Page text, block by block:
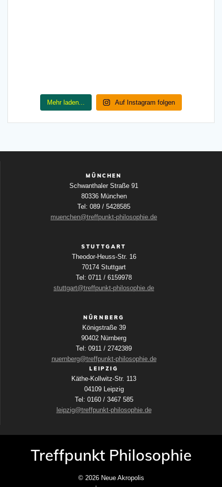
Mehr laden... Auf Instagram folgen
MÜNCHEN
Schwanthaler Straße 91
80336 München
Tel: 089 / 5428585
muenchen@treffpunkt-philosophie.de
STUTTGART
Theodor-Heuss-Str. 16
70174 Stuttgart
Tel: 0711 / 6159978
stuttgart@treffpunkt-philosophie.de
NÜRNBERG
Königstraße 39
90402 Nürnberg
Tel: 0911 / 2742389
nuernberg@treffpunkt-philosophie.de
LEIPZIG
Käthe-Kollwitz-Str. 113
04109 Leipzig
Tel: 0160 / 3467 585
leipzig@treffpunkt-philosophie.de
Treffpunkt Philosophie
© 2026 Neue Akropolis